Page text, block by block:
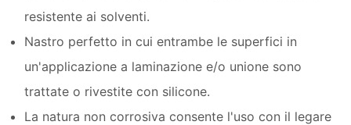
resistente ai solventi.
Nastro perfetto in cui entrambe le superfici in
un'applicazione a laminazione e/o unione sono
trattate o rivestite con silicone.
La natura non corrosiva consente l'uso con il legare